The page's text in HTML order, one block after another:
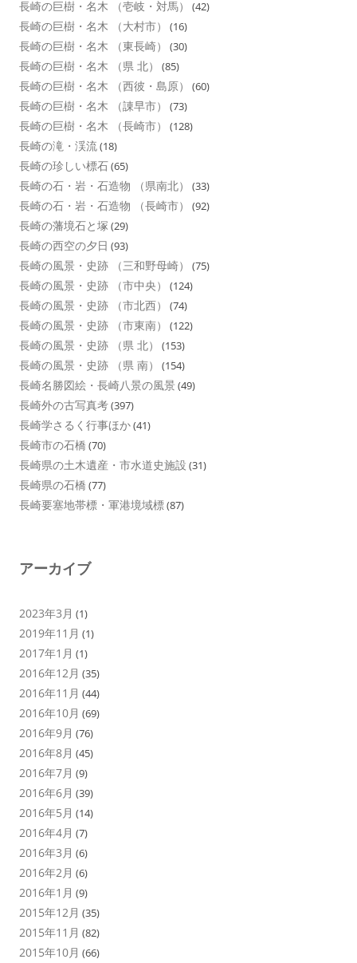
長崎の巨樹・名木 （壱岐・対馬） (42)
長崎の巨樹・名木 （大村市） (16)
長崎の巨樹・名木 （東長崎） (30)
長崎の巨樹・名木 （県 北） (85)
長崎の巨樹・名木 （西彼・島原） (60)
長崎の巨樹・名木 （諌早市） (73)
長崎の巨樹・名木 （長崎市） (128)
長崎の滝・渓流(18)
長崎の珍しい標石(65)
長崎の石・岩・石造物 （県南北） (33)
長崎の石・岩・石造物 （長崎市） (92)
長崎の藩境石と塚 (29)
長崎の西空の夕日 (93)
長崎の風景・史跡 （三和野母崎） (75)
長崎の風景・史跡 （市中央） (124)
長崎の風景・史跡 （市北西） (74)
長崎の風景・史跡 （市東南） (122)
長崎の風景・史跡 （県 北） (153)
長崎の風景・史跡 （県 南） (154)
長崎名勝図絵・長崎八景の風景 (49)
長崎外の古写真考(397)
長崎学さるく行事ほか(41)
長崎市の石橋 (70)
長崎県の土木遺産・市水道史施設 (31)
長崎県の石橋 (77)
長崎要塞地帯標・軍港境域標(87)
アーカイブ
2023年3月 (1)
2019年11月 (1)
2017年1月 (1)
2016年12月 (35)
2016年11月 (44)
2016年10月 (69)
2016年9月 (76)
2016年8月 (45)
2016年7月 (9)
2016年6月 (39)
2016年5月 (14)
2016年4月 (7)
2016年3月 (6)
2016年2月 (6)
2016年1月 (9)
2015年12月 (35)
2015年11月 (82)
2015年10月 (66)